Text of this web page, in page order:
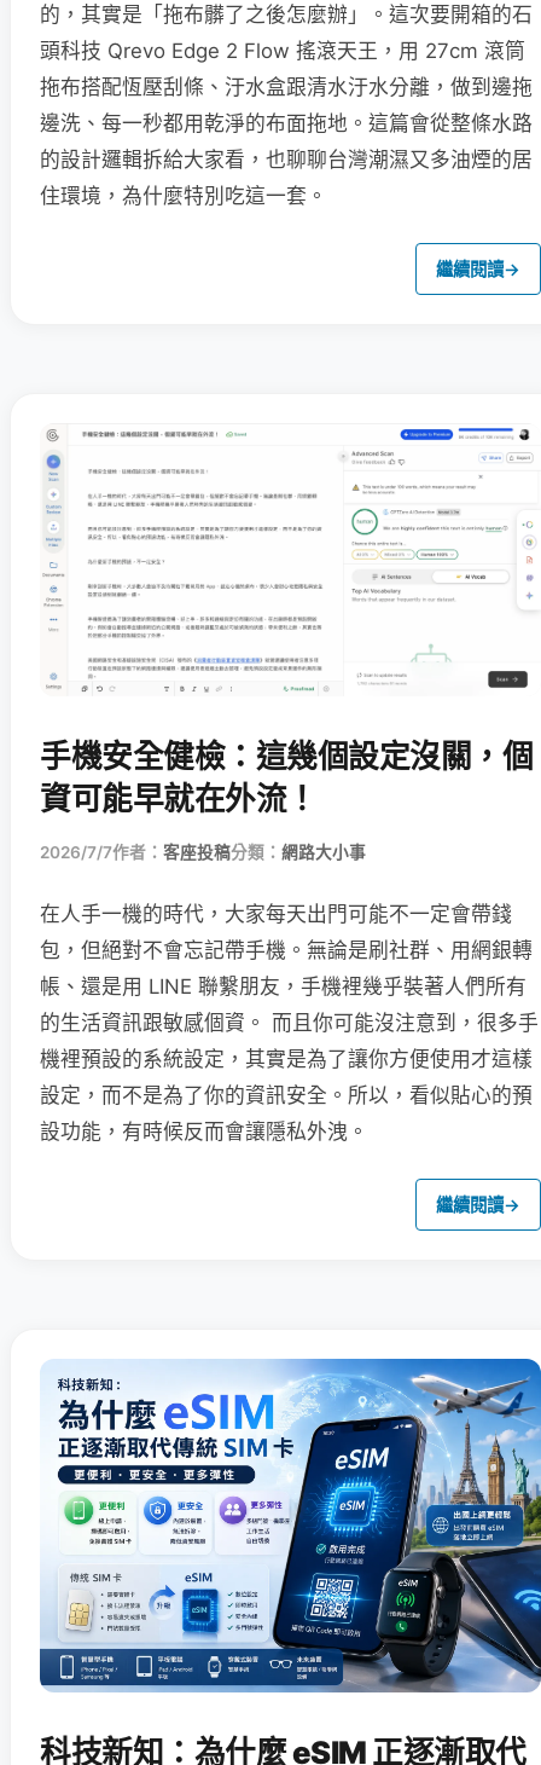
的，其實是「拖布髒了之後怎麼辦」。這次要開箱的石
頭科技 Qrevo Edge 2 Flow 搖滾天王，用 27cm 滾筒
拖布搭配恆壓刮條、汙水盒跟清水汙水分離，做到邊拖
邊洗、每一秒都用乾淨的布面拖地。這篇會從整條水路
的設計邏輯拆給大家看，也聊聊台灣潮濕又多油煙的居
住環境，為什麼特別吃這一套。
繼續閱讀→
手機安全健檢：這幾個設定沒關，個
資可能早就在外流！
2026/7/7作者： 客座投稿分類： 網路大小事
在人手一機的時代，大家每天出門可能不一定會帶錢
包，但絕對不會忘記帶手機。無論是刷社群、用網銀轉
帳、還是用 LINE 聯繫朋友，手機裡幾乎裝著人們所有
的生活資訊跟敏感個資。 而且你可能沒注意到，很多手
機裡預設的系統設定，其實是為了讓你方便使用才這樣
設定，而不是為了你的資訊安全。所以，看似貼心的預
設功能，有時候反而會讓隱私外洩。
繼續閱讀→
科技新知：為什麼 eSIM 正逐漸取代